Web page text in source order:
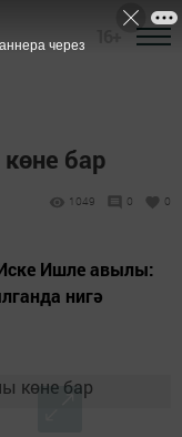
бар
1049 0 0
Ишле авылы:
нигә
через